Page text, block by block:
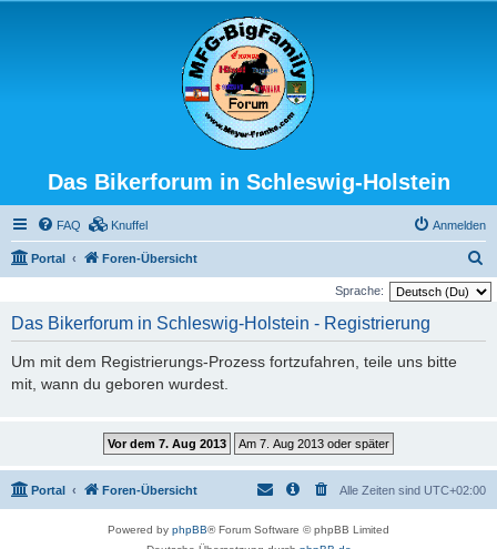
Das Bikerforum in Schleswig-Holstein
FAQ Knuffel Anmelden
Portal Foren-Übersicht
u
Sprache:
Das Bikerforum in Schleswig-Holstein - Registrierung
Um mit dem Registrierungs-Prozess fortzufahren, teile uns bitte
mit, wann du geboren wurdest.
Portal Foren-Übersicht Alle Zeiten sind UTC+02:00
Powered by phpBB® Forum Software © phpBB Limited